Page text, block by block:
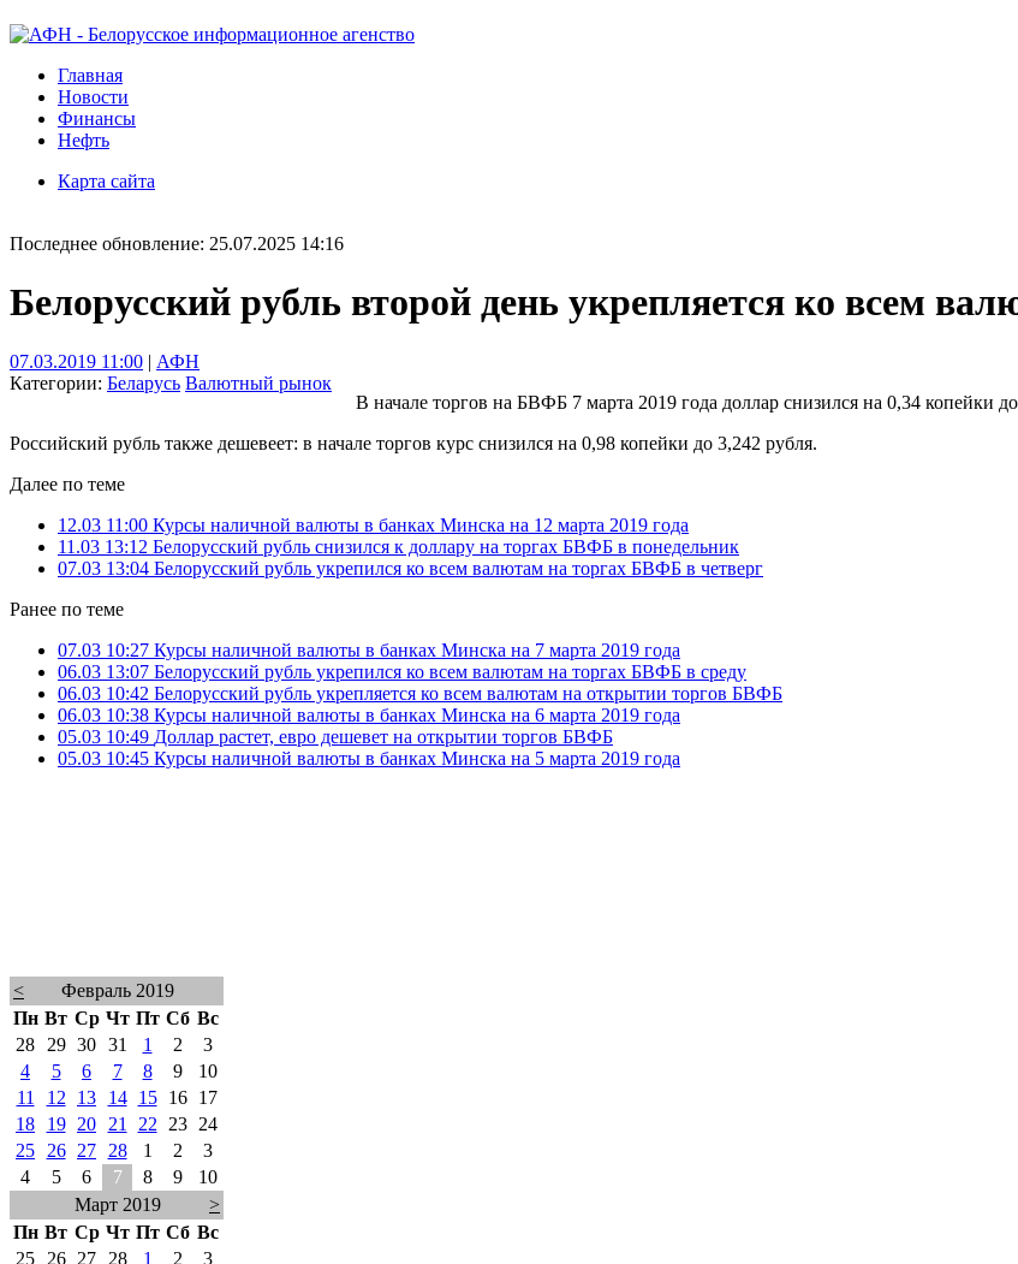
Главная
Новости
Финансы
Нефть
Карта сайта
Последнее обновление: 25.07.2025 14:16
Белорусский рубль второй день укрепляется ко всем
07.03.2019 11:00 | АФН
Категории: Беларусь Валютный рынок
В начале торгов на БВФБ 7 марта 2019 года доллар снизился на 0,34 копейки
Российский рубль также дешевеет: в начале торгов курс снизился на 0,98 копейки до 3,242 рубля.
Далее по теме
12.03 11:00 Курсы наличной валюты в банках Минска на 12 марта 2019 года
11.03 13:12 Белорусский рубль снизился к доллару на торгах БВФБ в понедельник
07.03 13:04 Белорусский рубль укрепился ко всем валютам на торгах БВФБ в четверг
Ранее по теме
07.03 10:27 Курсы наличной валюты в банках Минска на 7 марта 2019 года
06.03 13:07 Белорусский рубль укрепился ко всем валютам на торгах БВФБ в среду
06.03 10:42 Белорусский рубль укрепляется ко всем валютам на открытии торгов БВФБ
06.03 10:38 Курсы наличной валюты в банках Минска на 6 марта 2019 года
05.03 10:49 Доллар растет, евро дешевет на открытии торгов БВФБ
05.03 10:45 Курсы наличной валюты в банках Минска на 5 марта 2019 года
<
Февраль 2019
Пн Вт Ср Чт Пт Сб Вс
28
29 30 31 1 2
3
4
5 6 7 8 9
10
11
12 13 14 15 16
17
18
19 20 21 22 23
24
25
26 27 28 1 2
3
4
5 6 7 8 9
10
Март 2019
>
Пн Вт Ср Чт Пт Сб Вс
25
26 27 28 1 2
3